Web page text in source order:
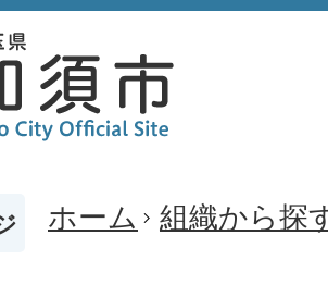
ホーム 組織から探